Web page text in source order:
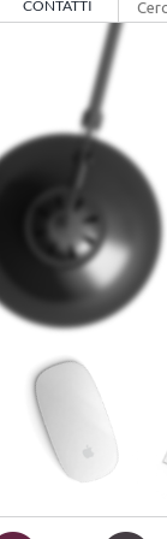
CONTATTI
per: